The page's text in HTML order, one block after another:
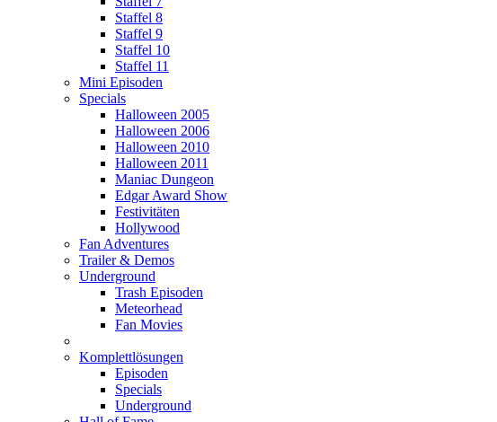
Staffel 8
Staffel 9
Staffel 10
Staffel 11
Mini Episoden
Specials
Halloween 2005
Halloween 2006
Halloween 2010
Halloween 2011
Maniac Dungeon
Edgar Award Show
Festivitäten
Hollywood
Fan Adventures
Trailer & Demos
Underground
Trash Episoden
Meteorhead
Fan Movies
Komplettlösungen
Episoden
Specials
Underground